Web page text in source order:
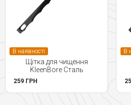
В наявності
Щітка для чищення
KleenBore Сталь
259 ГРН
В